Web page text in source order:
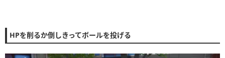
HPを削るか倒しきってボールを投げる